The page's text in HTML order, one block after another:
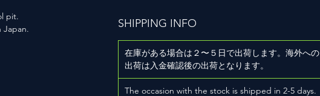
pit.
Japan.
SHIPPING INFO
在庫がある場合は２〜５日で出荷します。海外への
出荷は入金確認後の出荷となります。
The occasion with the stock is shipped in 2-5 days.